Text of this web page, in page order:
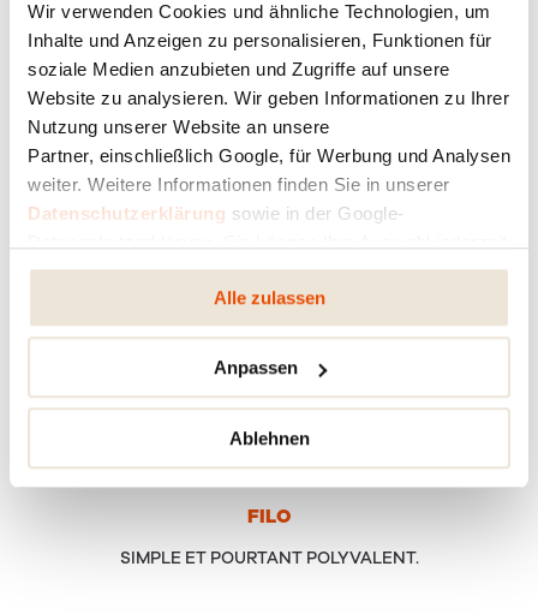
Wir verwenden Cookies und ähnliche Technologien, um
Inhalte und Anzeigen zu personalisieren, Funktionen für
soziale Medien anzubieten und Zugriffe auf unsere
Website zu analysieren. Wir geben Informationen zu Ihrer
Nutzung unserer Website an unsere
Partner, einschließlich Google, für Werbung und Analysen
weiter. Weitere Informationen finden Sie in unserer
Datenschutzerklärung sowie in der Google-
ändern oder widerrufen.
Alle zulassen
Anpassen
Ablehnen
FILO
SIMPLE ET POURTANT POLYVALENT.